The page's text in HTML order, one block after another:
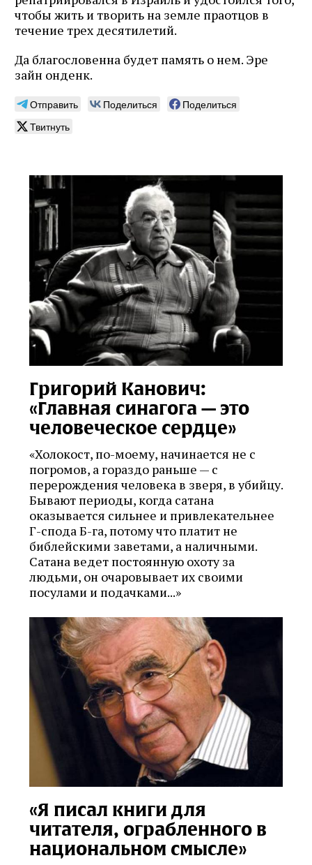
чтобы жить и творить на земле праотцов в
течение трех десятилетий.
Да благословенна будет память о нем. Эре
зайн онденк.
Отправить Поделиться
Поделиться
Твитнуть
Григорий Канович:
«Главная синагога — это
человеческое сердце»
«Холокост, по-моему, начинается не с
погромов, а гораздо раньше — с
перерождения человека в зверя, в убийцу.
Бывают периоды, когда сатана
оказывается сильнее и привлекательнее
Г-спода Б-га, потому что платит не
библейскими заветами, а наличными.
Сатана ведет постоянную охоту за
людьми, он очаровывает их своими
посулами и подачками...»
«Я писал книги для
читателя, ограбленного в
национальном смысле»